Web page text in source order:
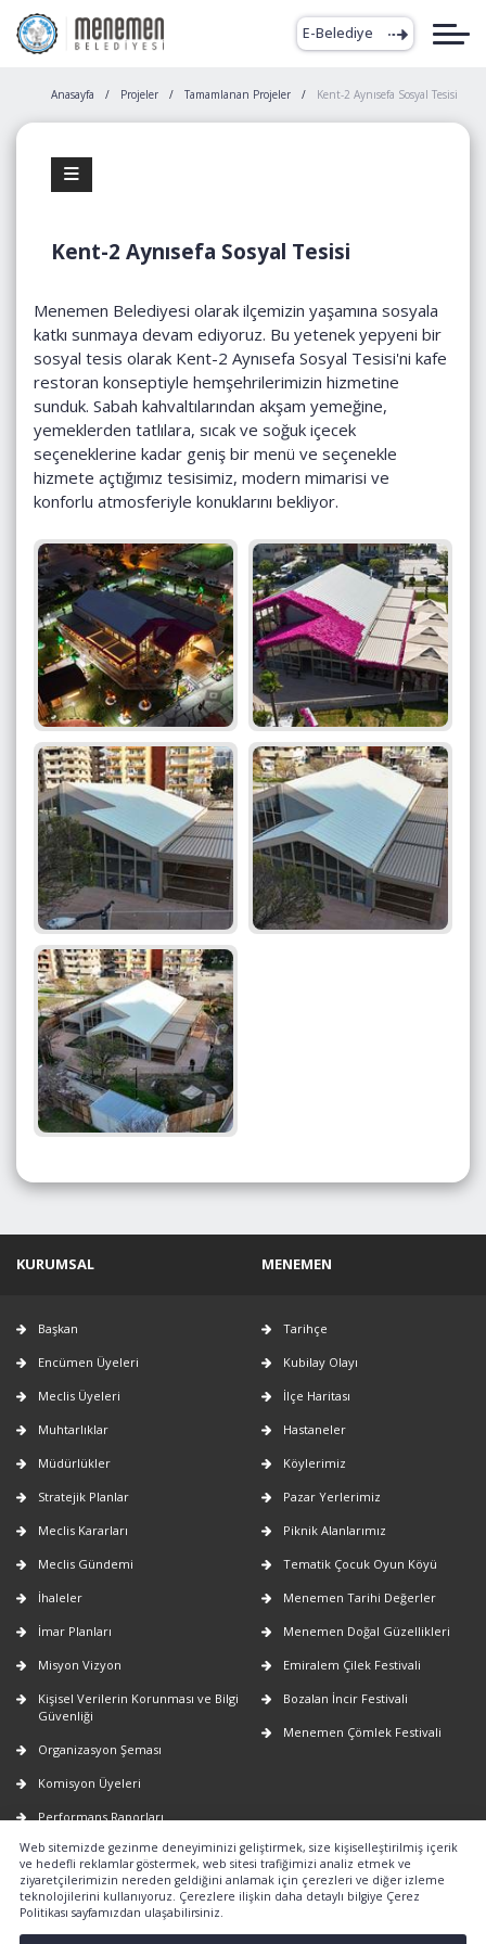
Web sitemizde gezinme deneyiminizi geliştirmek, size kişiselleştirilmiş içerik
ve hedefli reklamlar göstermek, web sitesi trafiğimizi analiz etmek ve
ziyaretçilerimizin nereden geldiğini anlamak için çerezleri ve diğer izleme
teknolojilerini kullanıyoruz. Çerezlere ilişkin daha detaylı bilgiye Çerez
Politikası sayfamızdan ulaşabilirsiniz.
E-Belediye
Anasayfa Projeler Tamamlanan Projeler Kent-2 Aynısefa Sosyal Tesisi
Kent-2 Aynısefa Sosyal Tesisi
Menemen Belediyesi olarak ilçemizin yaşamına sosyala
katkı sunmaya devam ediyoruz. Bu yetenek yepyeni bir
sosyal tesis olarak Kent-2 Aynısefa Sosyal Tesisi'ni kafe
restoran konseptiyle hemşehrilerimizin hizmetine
sunduk. Sabah kahvaltılarından akşam yemeğine,
yemeklerden tatlılara, sıcak ve soğuk içecek
seçeneklerine kadar geniş bir menü ve seçenekle
hizmete açtığımız tesisimiz, modern mimarisi ve
konforlu atmosferiyle konuklarını bekliyor.
KURUMSAL
Başkan
Encümen Üyeleri
Meclis Üyeleri
Muhtarlıklar
Müdürlükler
Stratejik Planlar
Meclis Kararları
Meclis Gündemi
İhaleler
İmar Planları
Misyon Vizyon
Kişisel Verilerin Korunması ve Bilgi
Güvenliği
Organizasyon Şeması
Komisyon Üyeleri
Performans Raporları
Faaliyet Raporları
E-Belediye
Nöbetçi Eczaneler
MENEMEN
Tarihçe
Kubilay Olayı
İlçe Haritası
Hastaneler
Köylerimiz
Pazar Yerlerimiz
Piknik Alanlarımız
Tematik Çocuk Oyun Köyü
Menemen Tarihi Değerler
Menemen Doğal Güzellikleri
Emiralem Çilek Festivali
Bozalan İncir Festivali
Menemen Çömlek Festivali